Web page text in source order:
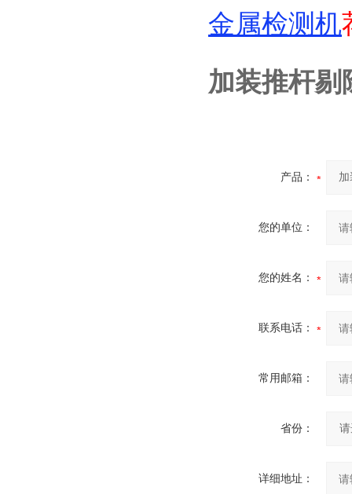
金属检测机
加装推杆剔
产品：
您的单位：
您的姓名：
联系电话：
常用邮箱：
省份：
详细地址：